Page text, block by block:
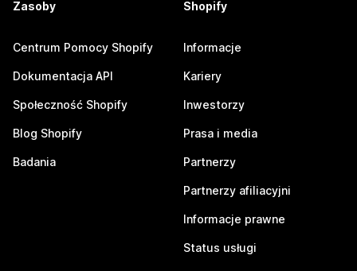
Zasoby
Centrum Pomocy Shopify
Dokumentacja API
Społeczność Shopify
Blog Shopify
Badania
Shopify
Informacje
Kariery
Inwestorzy
Prasa i media
Partnerzy
Partnerzy afiliacyjni
Informacje prawne
Status usługi